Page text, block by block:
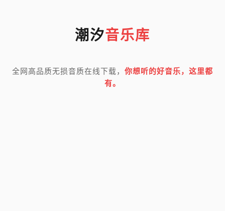
潮汐音乐库
全网高品质无损音质在线下载， 你想听的好音乐，这里都
有。